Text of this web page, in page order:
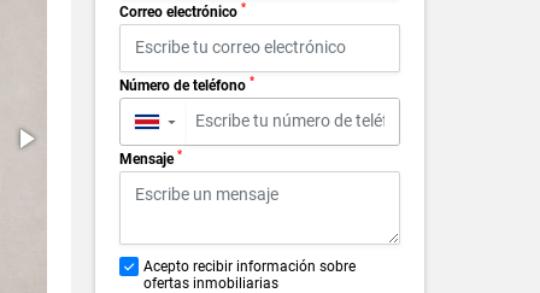
Correo electrónico *
Número de teléfono *
▼
Mensaje *
Acepto recibir información sobre
ofertas inmobiliarias